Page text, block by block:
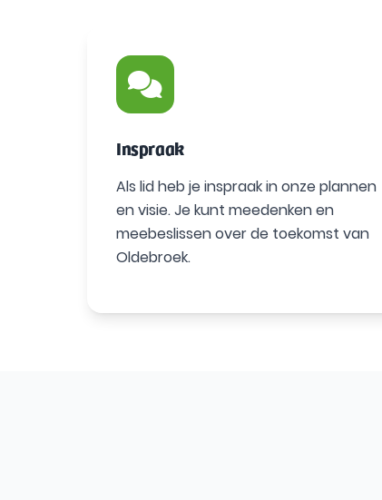
Inspraak
Als lid heb je inspraak in onze plannen
en visie. Je kunt meedenken en
meebeslissen over de toekomst van
Oldebroek.